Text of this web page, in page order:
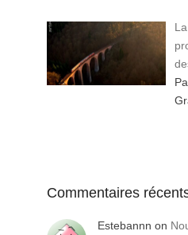
Commentaires
Estebannn on